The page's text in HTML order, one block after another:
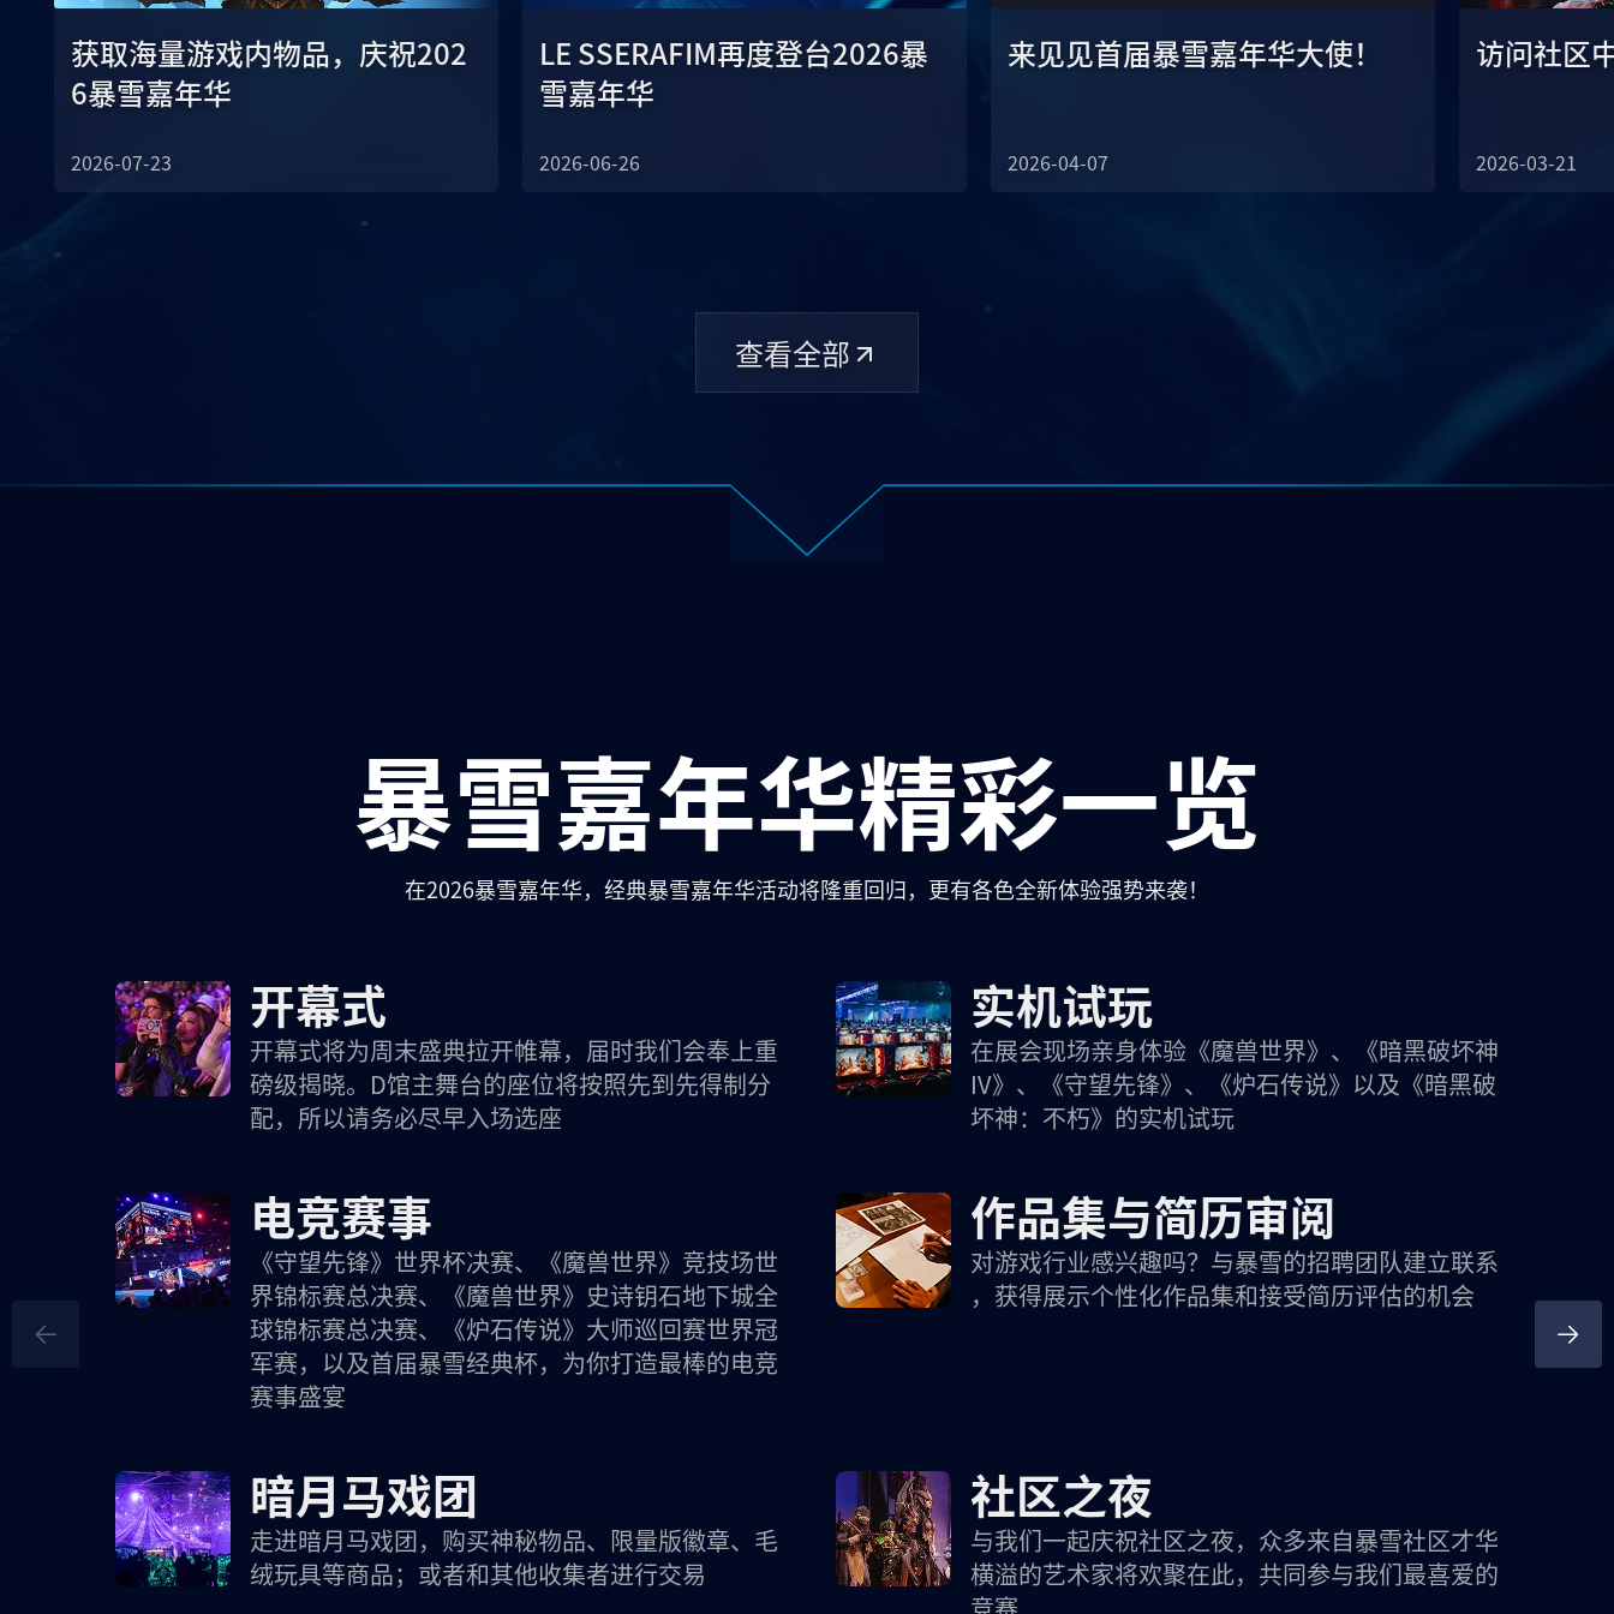
获取海量游戏内物品，庆祝202
6暴雪嘉年华
2026-07-23
LE SSERAFIM再度登台2026暴
雪嘉年华
2026-06-26
来见见首届暴雪嘉年华大使！
2026-04-07
访问社区
2026-03-21
查看全部
暴雪嘉年华精彩一览
在2026暴雪嘉年华，经典暴雪嘉年华活动将隆重回归，更有各色全新体验强势来袭！
开幕式
开幕式将为周末盛典拉开帷幕，届时我们会奉上重
磅级揭晓。D馆主舞台的座位将按照先到先得制分
配，所以请务必尽早入场选座
实机试玩
在展会现场亲身体验《魔兽世界》、《暗黑破坏神
IV》、《守望先锋》、《炉石传说》以及《暗黑破
坏神：不朽》的实机试玩
电竞赛事
《守望先锋》世界杯决赛、《魔兽世界》竞技场世
界锦标赛总决赛、《魔兽世界》史诗钥石地下城全
球锦标赛总决赛、《炉石传说》大师巡回赛世界冠
军赛，以及首届暴雪经典杯，为你打造最棒的电竞
赛事盛宴
作品集与简历审阅
对游戏行业感兴趣吗？与暴雪的招聘团队建立联系
，获得展示个性化作品集和接受简历评估的机会
暗月马戏团
走进暗月马戏团，购买神秘物品、限量版徽章、毛
绒玩具等商品；或者和其他收集者进行交易
社区之夜
与我们一起庆祝社区之夜，众多来自暴雪社区才华
横溢的艺术家将欢聚在此，共同参与我们最喜爱的
竞赛